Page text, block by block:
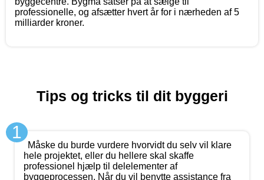
professionelle, og afsætter hvert år for i nærheden af 5
milliarder kroner.
Tips og tricks til dit byggeri
1
Måske du burde vurdere hvorvidt du selv vil klare
hele projektet, eller du hellere skal skaffe
professionel hjælp til delelementer af
byggeprocessen. Når du vil benytte assistance fra